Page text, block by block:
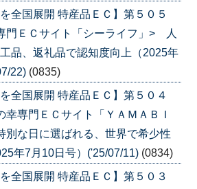
全国展開 特産品ＥＣ】第５０５
ＥＣサイト「シーライフ」> 人
品、返礼品で認知度向上（2025年
22) (0835)
全国展開 特産品ＥＣ】第５０４
専門ＥＣサイト「ＹＡＭＡＢＩ
な日に選ばれる、世界で希少性
年7月10日号）('25/07/11) (0834)
全国展開 特産品ＥＣ】第５０３